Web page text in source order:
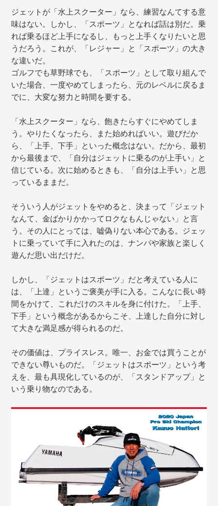
ジェットが「水上スクーター」なら、練習なんてする意
味はない。しかし、「スポーツ」となれば話は別だ。乗
れば乗るほど上手になるし、もっと上手くなりたいと思
うだろう。これが、「レジャー」と「スポーツ」の大き
な違いだ。
ゴルフでも草野球でも、「スポーツ」として取り組んで
いた場合、一度やめてしまったら、元のレベルに戻るま
でに、大変な努力と時間を要する。
「水上スクーター」なら、飽きたらすぐにやめてしま
う。やりたくなったら、また始めればいい。遊びだか
ら、「上手、下手」といった概念はない。だから、最初
から最後まで、「自分はジェットに乗るのが上手い」と
信じている。次に始めるときも、「自分は上手い」と思
っているままだ。
そういう人がジェットをやめると、決まって「ジェット
なんて、金ばかりかかってロクなもんじゃない」と言
う。その人にとっては、嘘偽りない本心である。ジェッ
トに乗っていて手に入れたのは、ナンパや家族と楽しく
遊んだ思い出だけだ。
しかし、「ジェットはスポーツ」だと考えている人に
は、「上達」というご褒美が手に入る。こんなに長い時
間をかけて、これだけのスキルを身に付けた。「上手、
下手」という概念があるからこそ、上達した自分に対し
て大きな満足感が得られるのだ。
その価値は、プライスレス。唯一、お金では買うことが
できない尊いものだ。「ジェットはスポーツ」という考
えを、最も具現化しているのが、「スタンドアップ」と
いう乗り物なのである。